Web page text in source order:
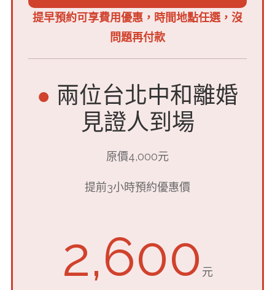
提早預約可享費用優惠，時間地點任選，沒
問題再付款
● 兩位台北中和離婚
見證人到場
原價4,000元
提前3小時預約優惠價
2,600 元